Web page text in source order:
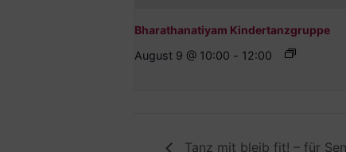
Bharathanatiyam Kindertanzgruppe
August 9 @ 10:00 - 12:00
Tanz mit bleib fit! – für